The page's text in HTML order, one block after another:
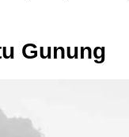
Gunung